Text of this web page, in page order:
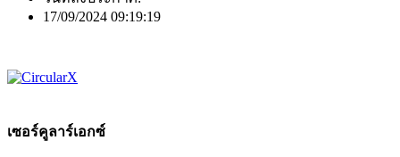
17/09/2024 09:19:19
เซอร์คูลาร์เอกซ์